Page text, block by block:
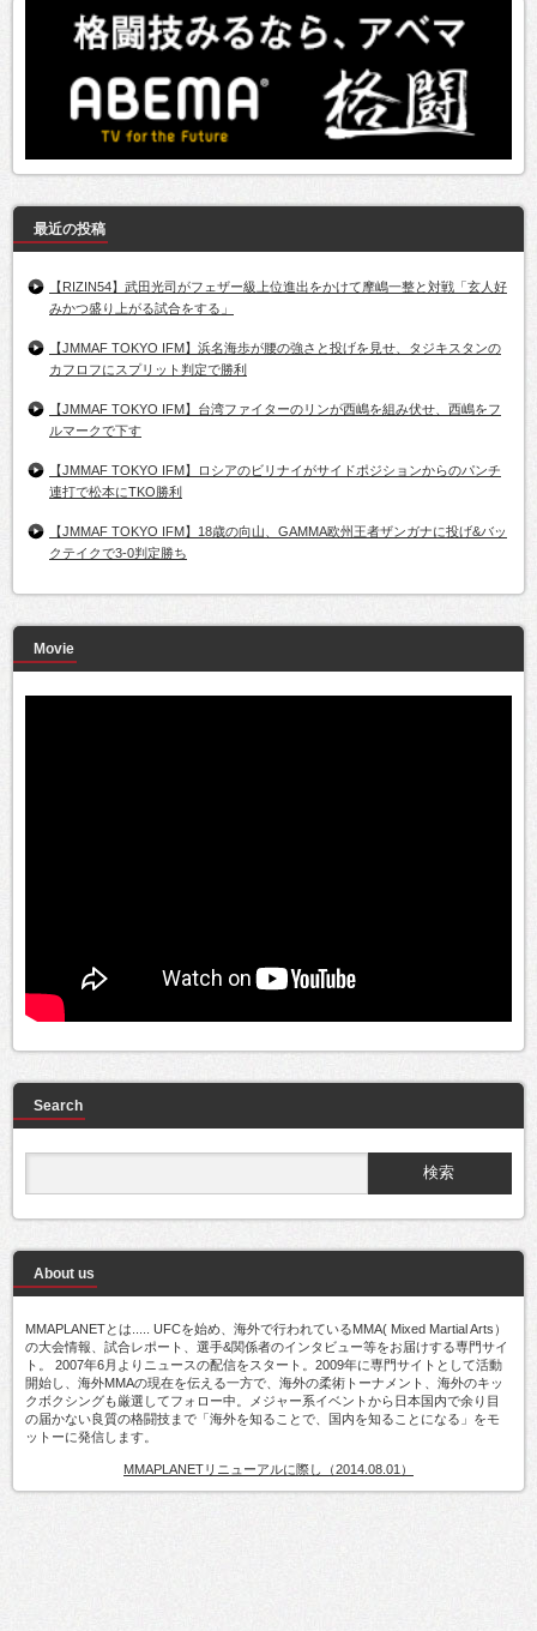
最近の投稿
【RIZIN54】武田光司がフェザー級上位進出をかけて摩嶋一整と対戦「玄人好
みかつ盛り上がる試合をする」
【JMMAF TOKYO IFM】浜名海歩が腰の強さと投げを見せ、タジキスタンの
カフロフにスプリット判定で勝利
【JMMAF TOKYO IFM】台湾ファイターのリンが西嶋を組み伏せ、西嶋をフ
ルマークで下す
【JMMAF TOKYO IFM】ロシアのビリナイがサイドポジションからのパンチ
連打で松本にTKO勝利
【JMMAF TOKYO IFM】18歳の向山、GAMMA欧州王者ザンガナに投げ&バッ
クテイクで3-0判定勝ち
Movie
Search
About us
MMAPLANETとは..... UFCを始め、海外で行われているMMA( Mixed Martial Arts）
の大会情報、試合レポート、選手&関係者のインタビュー等をお届けする専門サイ
ト。 2007年6月よりニュースの配信をスタート。2009年に専門サイトとして活動
開始し、海外MMAの現在を伝える一方で、海外の柔術トーナメント、海外のキッ
クボクシングも厳選してフォロー中。メジャー系イベントから日本国内で余り目
の届かない良質の格闘技まで「海外を知ることで、国内を知ることになる」をモ
ットーに発信します。
MMAPLANETリニューアルに際し（2014.08.01）